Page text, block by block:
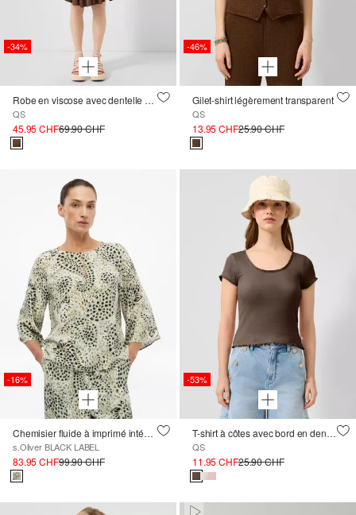
-34%
Robe en viscose avec dentelle au crochet
QS
45.95 CHF69.90 CHF
-46%
Gilet-shirt légèrement transparent
QS
13.95 CHF25.90 CHF
-16%
Chemisier fluide à imprimé intégral et découpes
s.Oliver BLACK LABEL
83.95 CHF99.90 CHF
-53%
T-shirt à côtes avec bord en dentelle
QS
11.95 CHF25.90 CHF
Paused • Muted